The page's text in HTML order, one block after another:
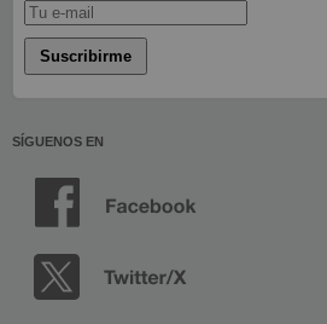
Suscribirme
SÍGUENOS EN